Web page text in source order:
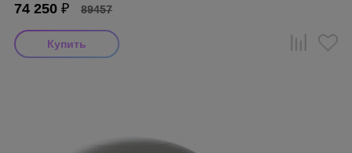
74 250 ₽ 89457